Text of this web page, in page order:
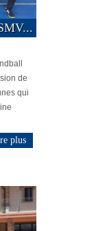
de
qui
plus